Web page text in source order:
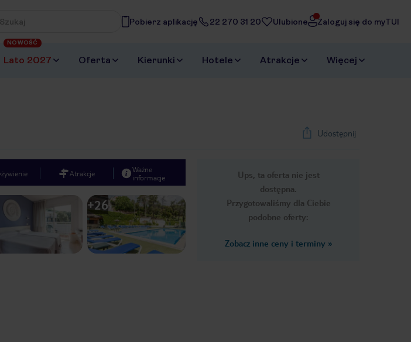
frazę, której szukasz
Pobierz aplikację 22 270 31 20 Ulubione Zaloguj się do myTUI
Lato 2027
NOWOŚĆ
Oferta Kierunki Hotele Atrakcje Więcej
Udostępnij
Ups, ta oferta nie jest
dostępna.
Przygotowaliśmy dla Ciebie
podobne oferty:
Zobacz inne ceny i terminy »
Atrakcje
Ważne
informacje
Next slide
1/32
+26